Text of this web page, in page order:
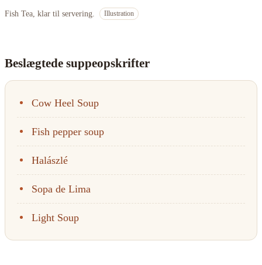
Fish Tea, klar til servering. Illustration
Beslægtede suppeopskrifter
Cow Heel Soup
Fish pepper soup
Halászlé
Sopa de Lima
Light Soup